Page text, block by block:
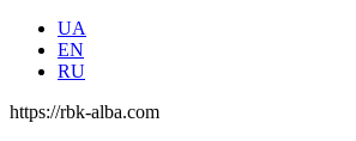
UA
EN
RU
https://rbk-alba.com